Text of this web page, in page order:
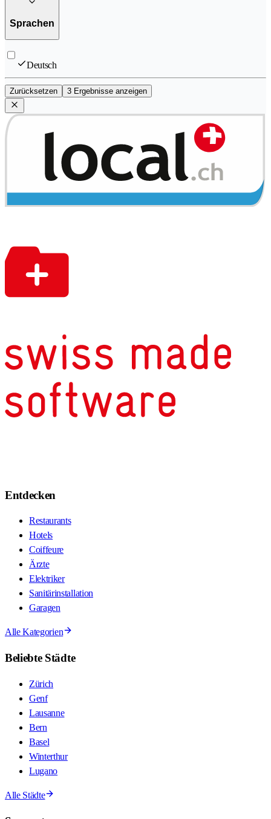
Sprachen
Deutsch
Zurücksetzen 3 Ergebnisse anzeigen
Entdecken
Restaurants
Hotels
Coiffeure
Ärzte
Elektriker
Sanitärinstallation
Garagen
Alle Kategorien
Beliebte Städte
Zürich
Genf
Lausanne
Bern
Basel
Winterthur
Lugano
Alle Städte